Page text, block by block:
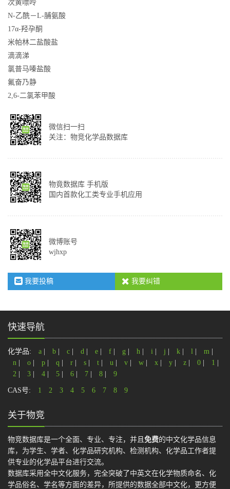
次黄嘌呤
N-乙酰－L-脯氨酸
17α-羟孕酮
米帕林二盐酸盐
滴滴涕
氯普马嗪盐酸
氟奋乃静
2,6-二氯苯甲酸
微信扫一扫
关注：物竞化学品数据库
物竟数据库 手机版
国内首款化工类专业手机应用
微博账号
wjhxp
我要投稿 我要纠错
快速导航
化学品: a b c d e f g h i j k l m
n
o p q r s t u v w x y z 0 1
2
3 4 5 6 7 8 9
CAS号: 1 2 3 4 5 6 7 8 9
关于物竞
物竞数据库是一个全面、专业、专注，并且 免费的中文化学品信息
库，为学生、学者、化学品研究机构、检测机构、化学品工作者提
供专业的化学品平台进行交流。
数据库采用全中文化服务，完全突破了中英文在化学物质命名、化
学品俗名、学名等方面的差异，所提供的数据全部中文化，更方便